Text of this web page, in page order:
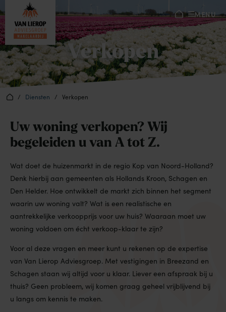
MENU
Verkopen
/ Diensten / Verkopen
Uw woning verkopen? Wij
begeleiden u van A tot Z.
Wat doet de huizenmarkt in de regio Kop van Noord-Holland?
Denk hierbij aan gemeenten als Hollands Kroon, Schagen en
Den Helder. Hoe ontwikkelt de markt zich binnen het segment
waarin uw woning valt? Wat is een realistische en
aantrekkelijke verkoopprijs voor uw huis? Waaraan moet uw
woning voldoen om écht verkoop-klaar te zijn?
Voor al deze vragen en meer kunt u rekenen op de expertise
van Van Lierop Adviesgroep. Met vestigingen in Breezand en
Schagen staan wij altijd voor u klaar. Liever een afspraak bij u
thuis? Geen probleem, wij komen graag geheel vrijblijvend bij
u langs om kennis te maken.